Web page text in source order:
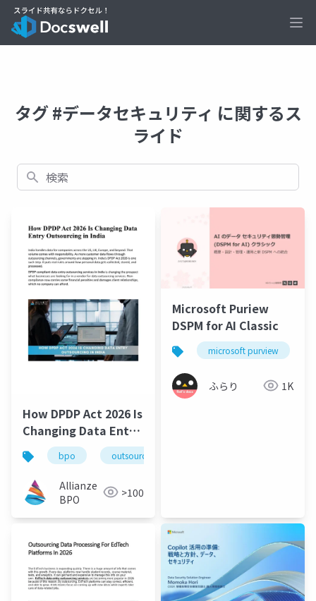
タグ #データセキュリティ に関するス
ライド
検索
How DPDP Act 2026 Is
Changing Data Entry
Outsourcing in India
bpo outsourcing
Allianze
BPO
>100
Microsoft Puriew
DSPM for AI Classic
microsoft purview
ふらり 1K